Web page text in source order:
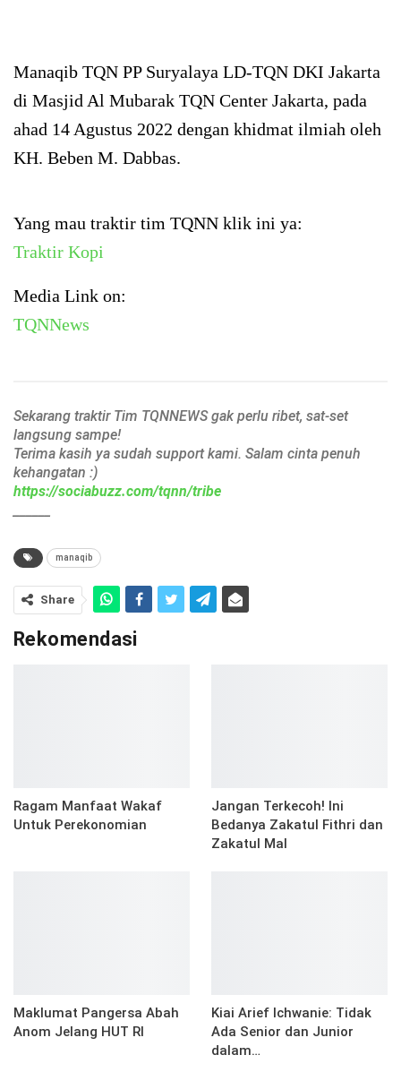
Manaqib TQN PP Suryalaya LD-TQN DKI Jakarta
di Masjid Al Mubarak TQN Center Jakarta, pada
ahad 14 Agustus 2022 dengan khidmat ilmiah oleh
KH. Beben M. Dabbas.
Yang mau traktir tim TQNN klik ini ya:
Traktir Kopi
Media Link on:
TQNNews
Sekarang traktir Tim TQNNEWS gak perlu ribet, sat-set
langsung sampe!
Terima kasih ya sudah support kami. Salam cinta penuh
kehangatan :)
https://sociabuzz.com/tqnn/tribe
manaqib
Share
Rekomendasi
Ragam Manfaat Wakaf
Untuk Perekonomian
Jangan Terkecoh! Ini
Bedanya Zakatul Fithri dan
Zakatul Mal
Maklumat Pangersa Abah
Anom Jelang HUT RI
Kiai Arief Ichwanie: Tidak
Ada Senior dan Junior
dalam…